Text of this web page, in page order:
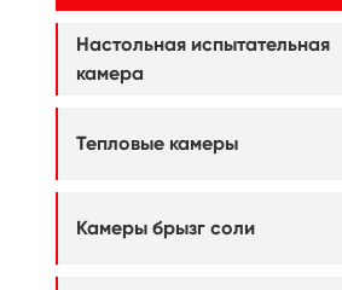
Настольная испытательная
камера
Тепловые камеры
Камеры брызг соли